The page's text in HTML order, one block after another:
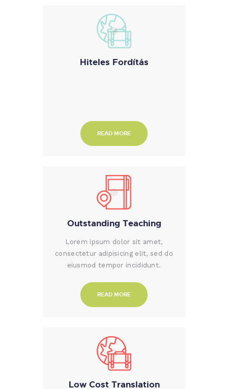
Hiteles Fordítás
READ MORE
Outstanding Teaching
Lorem ipsum dolor sit amet,
consectetur adipisicing elit, sed do
eiusmod tempor incididunt.
READ MORE
Low Cost Translation